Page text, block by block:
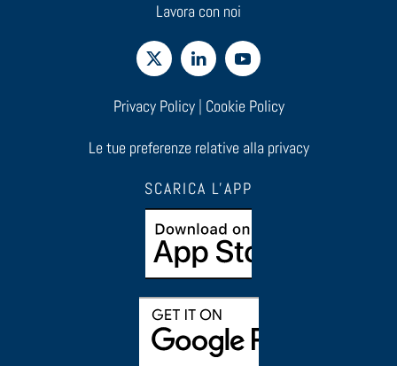
Lavora con noi
Privacy Policy| Cookie Policy
Le tue preferenze relative alla privacy
SCARICA L'APP